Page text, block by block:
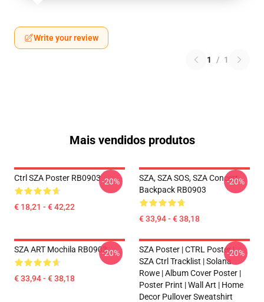
Write your review
1 / 1
Mais vendidos produtos
Ctrl SZA Poster RB0903
€ 18,21 - € 42,22
-20%
SZA, SZA SOS, SZA Concert
Backpack RB0903
€ 33,94 - € 38,18
-20%
SZA ART Mochila RB0903
€ 33,94 - € 38,18
-20%
SZA Poster | CTRL Poster |
SZA Ctrl Tracklist | Solana
Rowe | Album Cover Poster |
Poster Print | Wall Art | Home
Decor Pullover Sweatshirt
-20%